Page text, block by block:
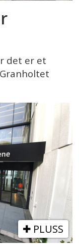
det er et
PLUSS